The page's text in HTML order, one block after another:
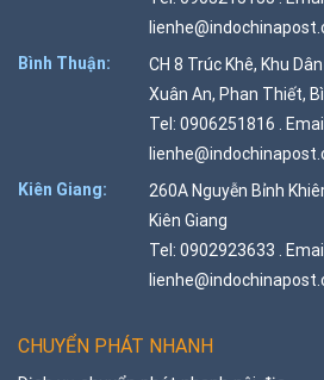
Bình Thuận:
CH 8 Trúc Khê, Khu
Xuân An, Phan Thiết,
Tel: 0906251816 .
Kiên Giang:
260A Nguyễn Bỉnh
Kiên Giang
Tel: 0902923633 .
CHUYỂN PHÁT NHANH